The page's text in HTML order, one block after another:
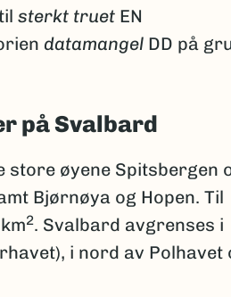
sterkt truet EN
datamangel DD på
på Svalbard
øyene Spitsbergen
Bjørnøya og Hopen. Til
2. Svalbard avgrenses i
i nord av Polhavet